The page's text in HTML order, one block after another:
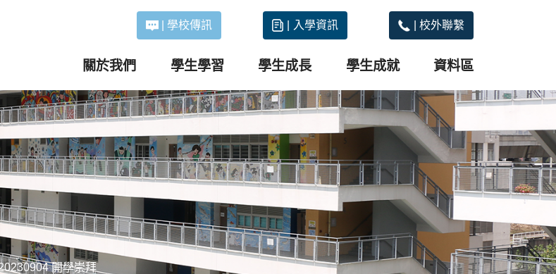
學校傳訊 入學資訊 校外聯繫
關於我們 學生學習 學生成長 學生成就 資料區
開學崇拜